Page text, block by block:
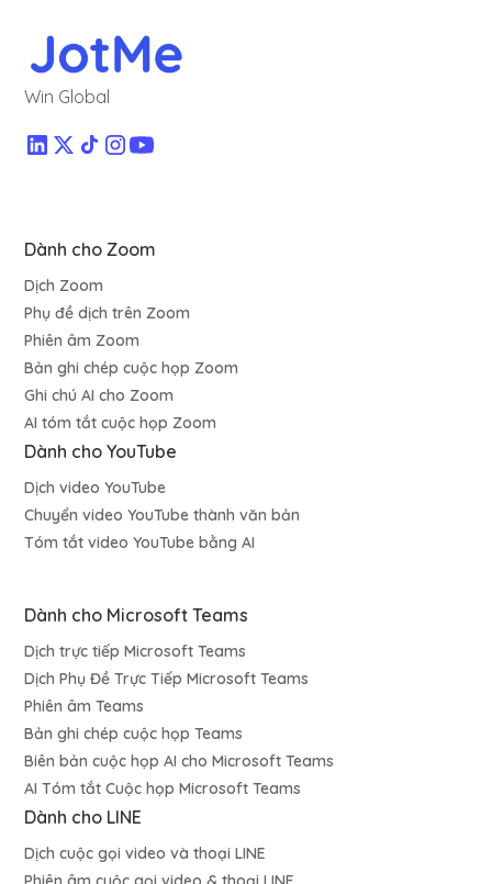
Win Global
Dành cho Zoom
Dịch Zoom
Phụ đề dịch trên Zoom
Phiên âm Zoom
Bản ghi chép cuộc họp Zoom
Ghi chú AI cho Zoom
AI tóm tắt cuộc họp Zoom
Dành cho YouTube
Dịch video YouTube
Chuyển video YouTube thành văn bản
Tóm tắt video YouTube bằng AI
Dành cho Microsoft Teams
Dịch trực tiếp Microsoft Teams
Dịch Phụ Đề Trực Tiếp Microsoft Teams
Phiên âm Teams
Bản ghi chép cuộc họp Teams
Biên bản cuộc họp AI cho Microsoft Teams
AI Tóm tắt Cuộc họp Microsoft Teams
Dành cho LINE
Dịch cuộc gọi video và thoại LINE